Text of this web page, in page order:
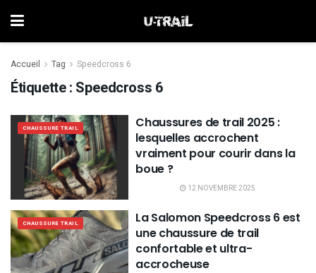
Accueil Tag Speedcross 6
Étiquette : Speedcross 6
CHAUSSURE TRAIL
Chaussures de trail 2025 :
lesquelles accrochent
vraiment pour courir dans la
boue ?
12 NOVEMBRE 2025
CHAUSSURE TRAIL
La Salomon Speedcross 6 est
une chaussure de trail
confortable et ultra-
accrocheuse